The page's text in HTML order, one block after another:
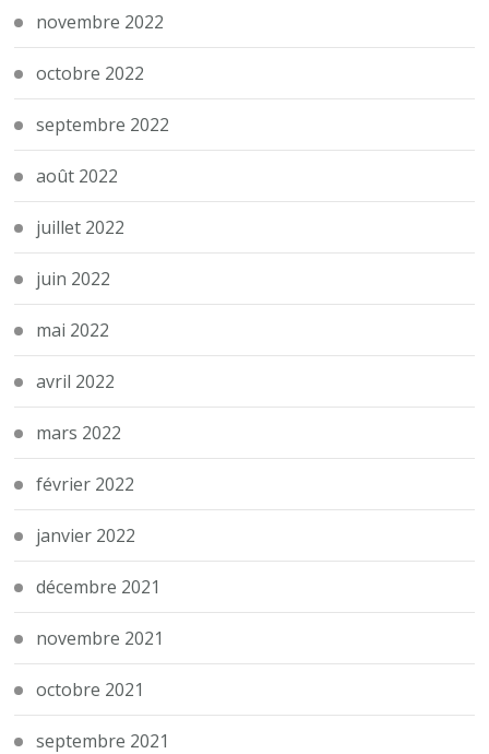
novembre 2022
octobre 2022
septembre 2022
août 2022
juillet 2022
juin 2022
mai 2022
avril 2022
mars 2022
février 2022
janvier 2022
décembre 2021
novembre 2021
octobre 2021
septembre 2021